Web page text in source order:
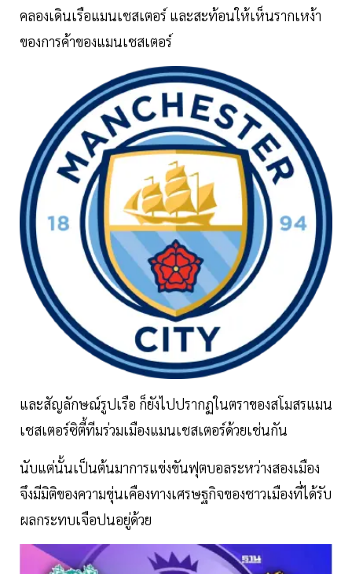
คลองเดินเรือแมนเชสเตอร์ และสะท้อนให้เห็นรากเหง้า
ของการค้าของแมนเชสเตอร์
และสัญลักษณ์รูปเรือ ก็ยังไปปรากฏในตราของสโมสรแมน
เชสเตอร์ซิตี้ทีมร่วมเมืองแมนเชสเตอร์ด้วยเช่นกัน
นับแต่นั้นเป็นต้นมาการแข่งขันฟุตบอลระหว่างสองเมือง
จึงมีมิติของความขุ่นเคืองทางเศรษฐกิจของชาวเมืองที่ได้รับ
ผลกระทบเจือปนอยู่ด้วย